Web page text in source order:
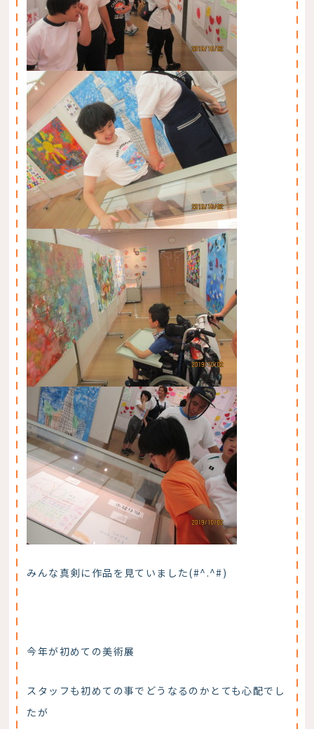
みんな真剣に作品を見ていました(#^.^#)
今年が初めての美術展
スタッフも初めての事でどうなるのかとても心配でし
たが